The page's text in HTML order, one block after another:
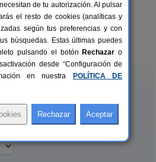
34+1 pers.
desde15 €
Cuartel
(Lugo)
de tu autorización. Al pulsar
el resto de cookies (analíticas y
según tus preferencias y con
búsquedas. Estas últimas puedes
pulsando el botón Rechazar o
desde “Configuración de
en nuestra
POLÍTICA DE